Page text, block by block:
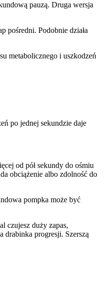
pauzą. Druga wersja
pośredni. Podobnie działa
metabolicznego i uszkodzeń
po jednej sekundzie daje
od pół sekundy do ośmiu
obciążenie albo zdolność do
pompka może być
czujesz duży zapas,
drabinka progresji. Szerszą